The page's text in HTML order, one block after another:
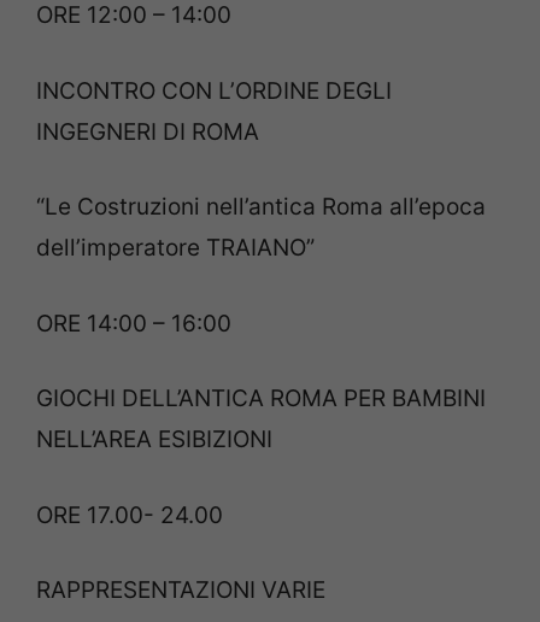
ORE 12:00 – 14:00
INCONTRO CON L’ORDINE DEGLI
INGEGNERI DI ROMA
“Le Costruzioni nell’antica Roma all’epoca
dell’imperatore TRAIANO”
ORE 14:00 – 16:00
GIOCHI DELL’ANTICA ROMA PER BAMBINI
NELL’AREA ESIBIZIONI
ORE 17.00- 24.00
RAPPRESENTAZIONI VARIE